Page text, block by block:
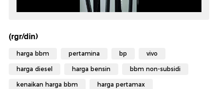
(rgr/din)
harga bbm pertamina bp vivo
harga diesel harga bensin bbm non-subsidi
kenaikan harga bbm harga pertamax